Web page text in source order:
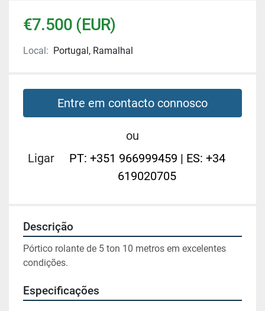
€7.500 (EUR)
Local: Portugal, Ramalhal
Entre em contacto connosco
ou
Ligar
PT: +351 966999459 | ES: +34
619020705
Descrição
Pórtico rolante de 5 ton 10 metros em excelentes
condições.
Especificações